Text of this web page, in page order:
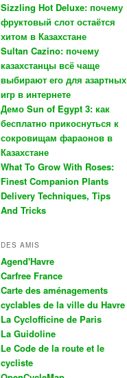
Sizzling Hot Deluxe: почему
фруктовый слот остаётся
хитом в Казахстане
Sultan Cazino: почему
казахстанцы всё чаще
выбирают его для азартных
игр в интернете
Демо Sun of Egypt 3: как
бесплатно прикоснуться к
сокровищам фараонов в
Казахстане
What To Grow With Roses:
Finest Companion Plants
Delivery Techniques, Tips
And Tricks
DES AMIS
Agend'Havre
Carfree France
Carte des aménagements
cyclables de la ville du Havre
La Cyclofficine de Paris
La Guidoline
Le Code de la route et le
cycliste